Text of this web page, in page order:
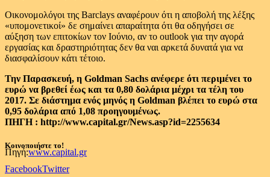
Οικονομολόγοι της Barclays αναφέρουν ότι η αποβολή της λέξης
«υπομονετικοί» δε σημαίνει απαραίτητα ότι θα οδηγήσει σε
αύξηση των επιτοκίων τον Ιούνιο, αν το outlook για την αγορά
εργασίας και δραστηριότητας δεν θα ναι αρκετά δυνατά για να
διασφαλίσουν κάτι τέτοιο.
Την Παρασκευή, η Goldman Sachs ανέφερε ότι περιμένει το
ευρώ να βρεθεί έως και τα 0,80 δολάρια μέχρι τα τέλη του
2017. Σε διάστημα ενός μηνός η Goldman βλέπει το ευρώ στα
0,95 δολάρια από 1,08 προηγουμένως.
ΠΗΓΗ : http://www.capital.gr/News.asp?id=2255634
Πηγή:www.capital.gr
Κοινοποιήστε το!
FacebookTwitter